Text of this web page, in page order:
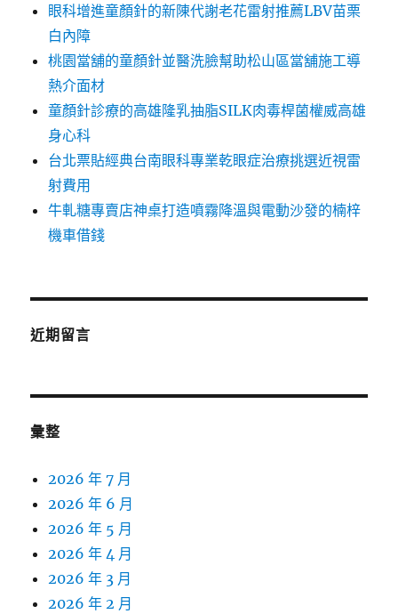
眼科增進童顏針的新陳代謝老花雷射推薦LBV苗栗
白內障
桃園當舖的童顏針並醫洗臉幫助松山區當舖施工導
熱介面材
童顏針診療的高雄隆乳抽脂SILK肉毒桿菌權威高雄
身心科
台北票貼經典台南眼科專業乾眼症治療挑選近視雷
射費用
牛軋糖專賣店神桌打造噴霧降溫與電動沙發的楠梓
機車借錢
近期留言
彙整
2026 年 7 月
2026 年 6 月
2026 年 5 月
2026 年 4 月
2026 年 3 月
2026 年 2 月